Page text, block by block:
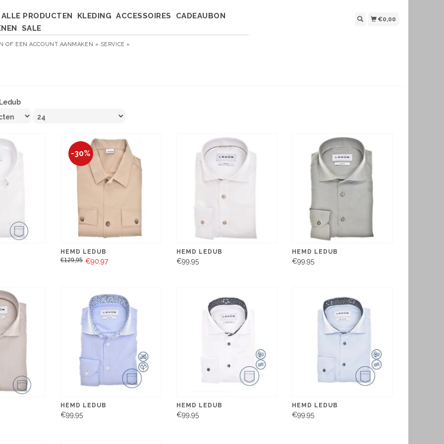
ALLE PRODUCTEN KLEDING ACCESSOIRES
CADEAUBON
SALE
OF EEN ACCOUNT AANMAKEN » SERVICE »
€0,00
-30%
HEMD LEDUB
€129,95 €90,97
HEMD LEDUB
€99,95
HEMD LEDUB
€99,95
HEMD LEDUB
€99,95
HEMD LEDUB
€99,95
HEMD LEDUB
€99,95